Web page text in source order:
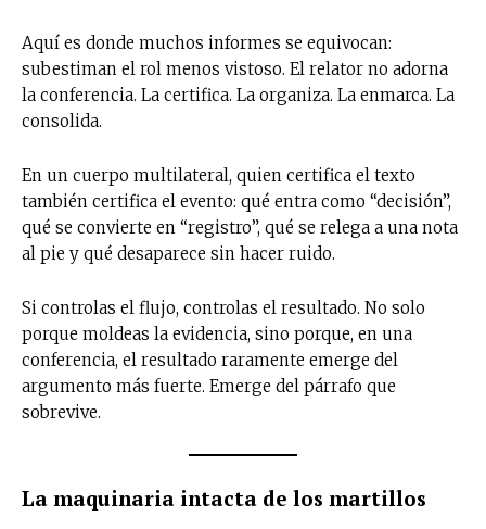
últimas noticias
Aquí es donde muchos informes se equivocan:
subestiman el rol menos vistoso. El relator no adorna
la conferencia. La certifica. La organiza. La enmarca. La
consolida.
En un cuerpo multilateral, quien certifica el texto
también certifica el evento: qué entra como “decisión”,
qué se convierte en “registro”, qué se relega a una nota
al pie y qué desaparece sin hacer ruido.
Si controlas el flujo, controlas el resultado. No solo
porque moldeas la evidencia, sino porque, en una
conferencia, el resultado raramente emerge del
argumento más fuerte. Emerge del párrafo que
sobrevive.
La maquinaria intacta de los martillos